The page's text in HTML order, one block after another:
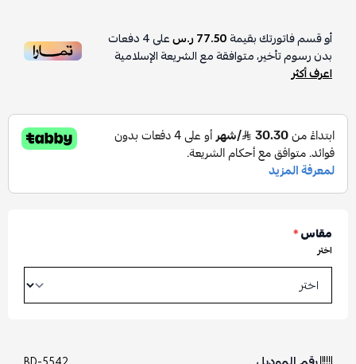
أو قسم فاتورتك بقيمة77.50 ر.س على4دفعات
بدون رسوم تأخير، متوافقة مع الشريعة الإسلامية
اعرف أكثر
مقاس*
اختر